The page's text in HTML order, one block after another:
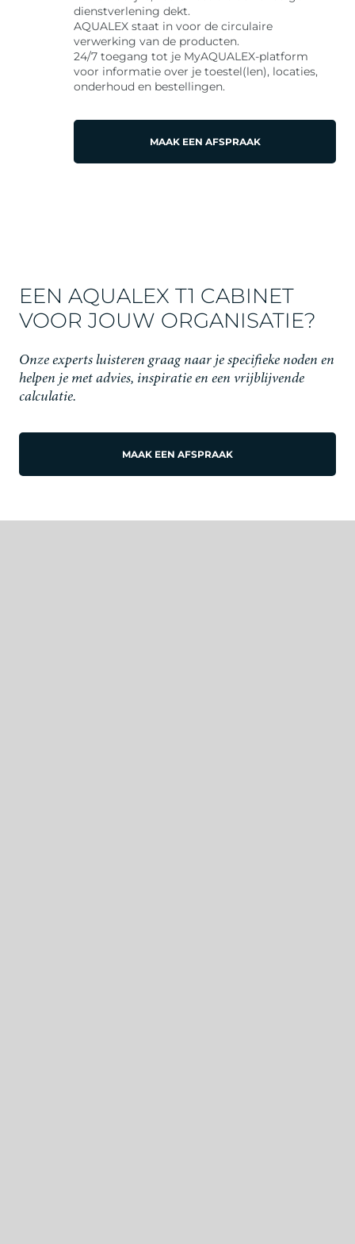
dienstverlening dekt.
AQUALEX staat in voor de circulaire
verwerking van de producten.
24/7 toegang tot je MyAQUALEX-platform
voor informatie over je toestel(len), locaties,
onderhoud en bestellingen.
MAAK EEN AFSPRAAK
EEN AQUALEX T1 CABINET
VOOR JOUW ORGANISATIE?
Onze experts luisteren graag naar je specifieke noden en
helpen je met advies, inspiratie en een vrijblijvende
calculatie.
MAAK EEN AFSPRAAK